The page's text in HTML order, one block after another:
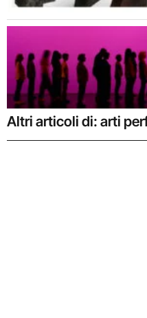
Altri articoli di: arti